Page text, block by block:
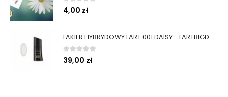
0out of 5
4,00 zł
LAKIER HYBRYDOWY LART 001 DAISY - LARTBIGDAY 8 ML
0out of 5
39,00 zł